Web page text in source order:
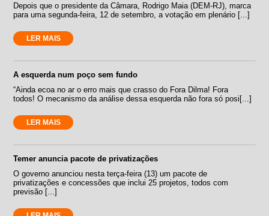
Depois que o presidente da Câmara, Rodrigo Maia (DEM-RJ), marca
para uma segunda-feira, 12 de setembro, a votação em plenário [...]
LER MAIS
A esquerda num poço sem fundo
“Ainda ecoa no ar o erro mais que crasso do Fora Dilma! Fora
todos! O mecanismo da análise dessa esquerda não fora só posi[...]
LER MAIS
Temer anuncia pacote de privatizações
O governo anunciou nesta terça-feira (13) um pacote de
privatizações e concessões que inclui 25 projetos, todos com
previsão [...]